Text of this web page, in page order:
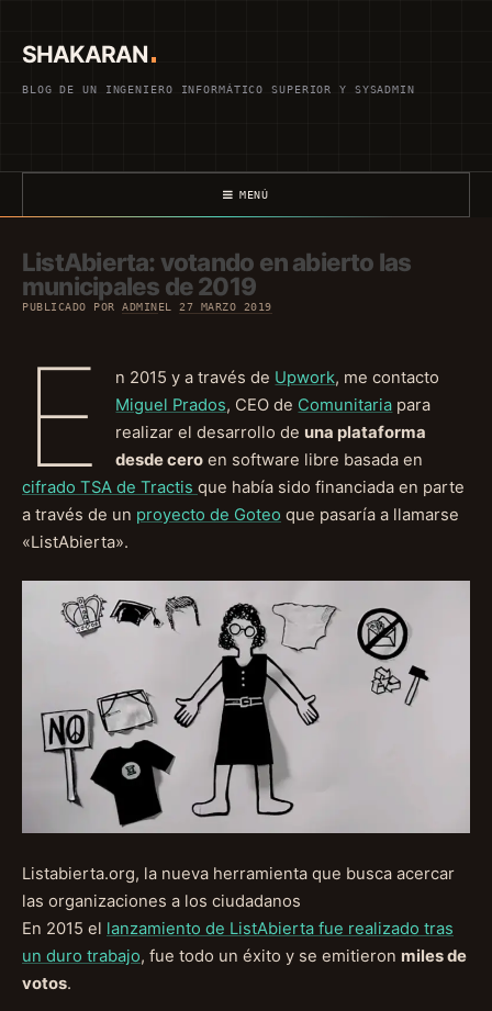
contenido
SHAKARAN
BLOG DE UN INGENIERO INFORMÁTICO SUPERIOR Y SYSADMIN
MENÚ
ListAbierta: votando en abierto las
municipales de 2019
PUBLICADO PORADMINEL27 MARZO 2019
E n 2015 y a través de Upwork, me contacto
Miguel Prados, CEO de Comunitaria para
realizar el desarrollo de una plataforma
desde cero en software libre basada en
cifrado TSA de Tractis que había sido financiada en parte
a través de un proyecto de Goteo que pasaría a llamarse
«ListAbierta».
Listabierta.org, la nueva herramienta que busca acercar
las organizaciones a los ciudadanos
En 2015 el lanzamiento de ListAbierta fue realizado tras
un duro trabajo, fue todo un éxito y se emitieron miles de
votos.